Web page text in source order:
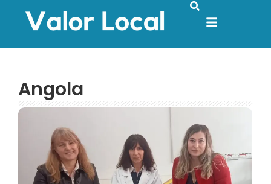
Angola